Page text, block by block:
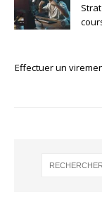
Effectuer un